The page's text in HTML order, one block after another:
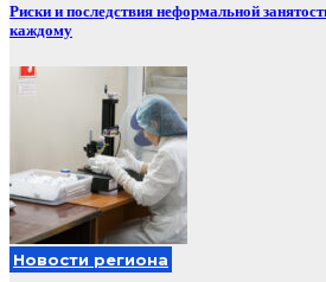
Риски и последствия неформальной
каждому
Новости региона